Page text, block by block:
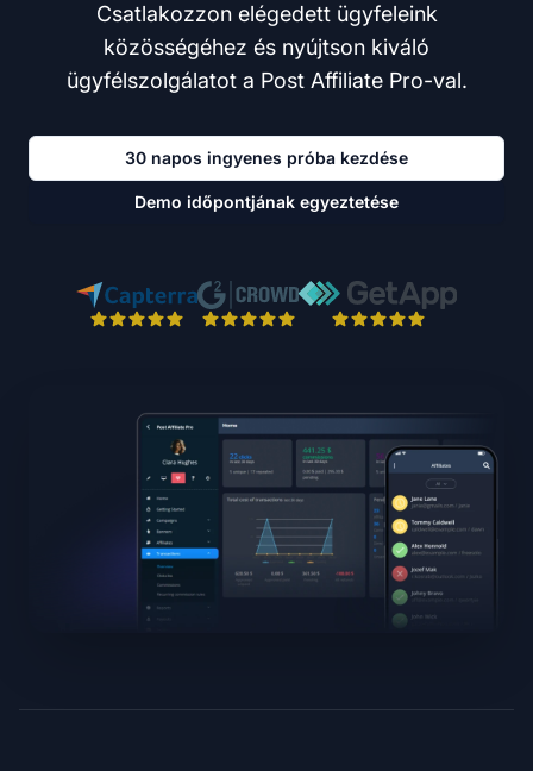
Csatlakozzon elégedett ügyfeleink
közösségéhez és nyújtson kiváló
ügyfélszolgálatot a Post Affiliate Pro-val.
30 napos ingyenes próba kezdése
Demo időpontjának egyeztetése